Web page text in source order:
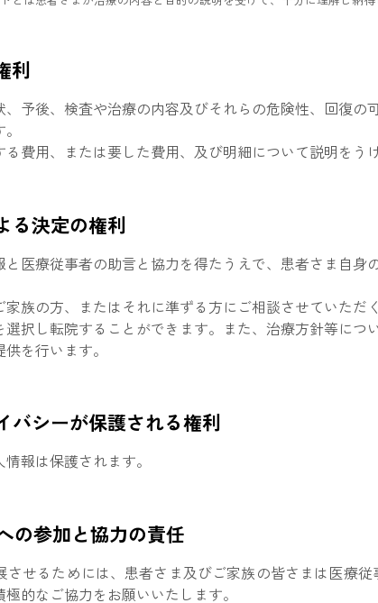
利
予後、検査や治療の内容及びそれらの危険性、回復
費用、または要した費用、及び明細について説明をう
る決定の権利
医療従事者の助言と協力を得たうえで、患者さま自
族の方、またはそれに準ずる方にご相談させていただ
択し転院することができます。また、治療方針等に
を行います。
バシーが保護される権利
報は保護されます。
の参加と協力の責任
させるためには、患者さま及びご家族の皆さまは医療
的なご協力をお願いいたします。